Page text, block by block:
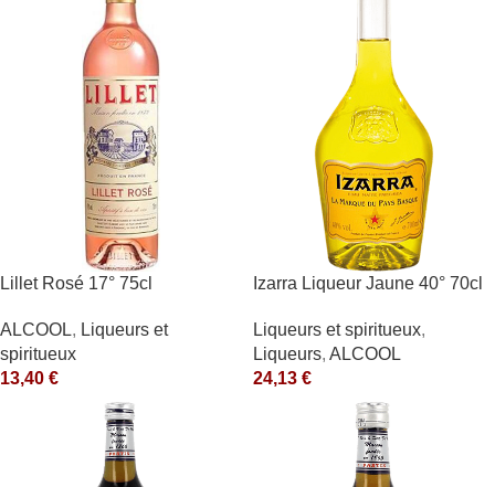
Lillet Rosé 17° 75cl
ALCOOL, Liqueurs et
spiritueux
13,40 €
Izarra Liqueur Jaune 40° 70cl
Liqueurs et spiritueux,
Liqueurs, ALCOOL
24,13 €